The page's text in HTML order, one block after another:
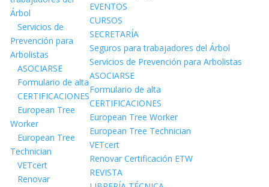
Árbol
Servicios de
Prevención para
Arbolistas
ASOCIARSE
Formulario de alta
CERTIFICACIONES
European Tree
Worker
European Tree
Technician
VETcert
Renovar
EVENTOS
CURSOS
SECRETARÍA
Seguros para trabajadores del Árbol
Servicios de Prevención para Arbolistas
ASOCIARSE
Formulario de alta
CERTIFICACIONES
European Tree Worker
European Tree Technician
VETcert
Renovar Certificación ETW
REVISTA